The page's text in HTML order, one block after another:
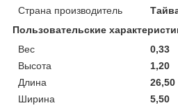
Страна производитель
Пользовательские
Вес
0,33
Высота
1,20
Длина
26,50
Ширина
5,50